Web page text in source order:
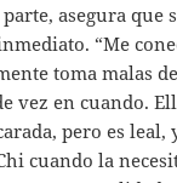
asegura que
“Me
toma malas
vez en cuando.
pero es leal,
cuando la